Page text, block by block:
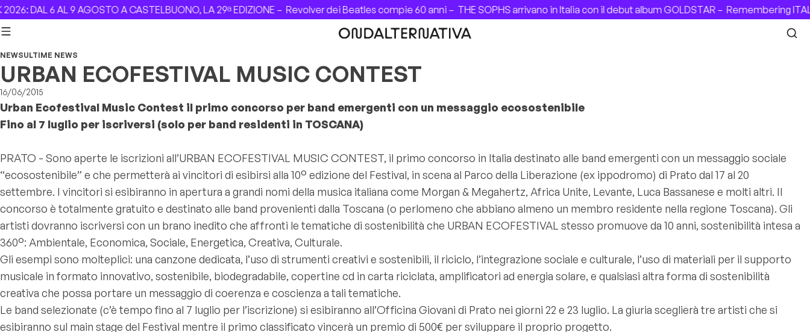
Skip to content
DAL 6 AL 9 AGOSTO A CASTELBUONO, LA 29ª EDIZIONE –Revolver dei Beatles compie 60 anni –THE SOPHS arrivano in Italia con il debut album GOLDSTAR –Remembering
NEWSULTIME NEWS
URBAN ECOFESTIVAL MUSIC CONTEST
16/06/2015
Urban Ecofestival Music Contest il primo concorso per band emergenti con un messaggio ecosostenibile
Fino al 7 luglio per iscriversi (solo per band residenti in TOSCANA)
PRATO - Sono aperte le iscrizioni all’URBAN ECOFESTIVAL MUSIC CONTEST, il primo concorso in Italia destinato alle band emergenti con un messaggio sociale
“ecosostenibile” e che permetterà ai vincitori di esibirsi alla 10° edizione del Festival, in scena al Parco della Liberazione (ex ippodromo) di Prato dal 17 al 20
settembre. I vincitori si esibiranno in apertura a grandi nomi della musica italiana come Morgan & Megahertz, Africa Unite, Levante, Luca Bassanese e molti altri. Il
concorso è totalmente gratuito e destinato alle band provenienti dalla Toscana (o perlomeno che abbiano almeno un membro residente nella regione Toscana). Gli
artisti dovranno iscriversi con un brano inedito che affronti le tematiche di sostenibilità che URBAN ECOFESTIVAL stesso promuove da 10 anni, sostenibilità intesa a
360°: Ambientale, Economica, Sociale, Energetica, Creativa, Culturale.
Gli esempi sono molteplici: una canzone dedicata, l’uso di strumenti creativi e sostenibili, il riciclo, l’integrazione sociale e culturale, l’uso di materiali per il supporto
musicale in formato innovativo, sostenibile, biodegradabile, copertine cd in carta riciclata, amplificatori ad energia solare, e qualsiasi altra forma di sostenibilità
creativa che possa portare un messaggio di coerenza e coscienza a tali tematiche.
Le band selezionate (c’è tempo fino al 7 luglio per l’iscrizione) si esibiranno all’Officina Giovani di Prato nei giorni 22 e 23 luglio. La giuria sceglierà tre artisti che si
esibiranno sul main stage del Festival mentre il primo classificato vincerà un premio di 500€ per sviluppare il proprio progetto.